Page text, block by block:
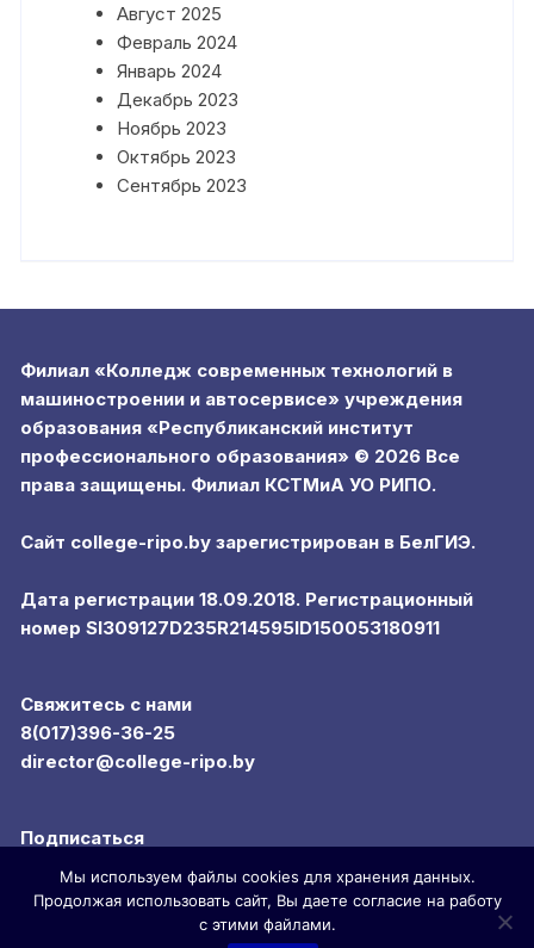
Август 2025
Февраль 2024
Январь 2024
Декабрь 2023
Ноябрь 2023
Октябрь 2023
Сентябрь 2023
Филиал «Колледж современных технологий в
машиностроении и автосервисе» учреждения
образования «Республиканский институт
профессионального образования» © 2026 Все
права защищены. Филиал КСТМиА УО РИПО.
Сайт college-ripo.by зарегистрирован в БелГИЭ.
Дата регистрации 18.09.2018. Регистрационный
номер SI309127D235R214595ID150053180911
Свяжитесь с нами
8(017)396-36-25
director@college-ripo.by
Подписаться
Мы используем файлы cookies для хранения данных.
Продолжая использовать сайт, Вы даете согласие на работу
с этими файлами.